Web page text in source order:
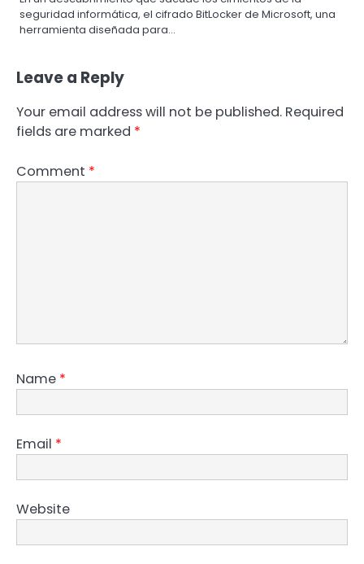
seguridad informática, el cifrado BitLocker de Microsoft, una
herramienta diseñada para…
Leave a Reply
Your email address will not be published. Required
fields are marked *
Comment *
Name *
Email *
Website